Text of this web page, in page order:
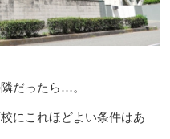
だったら…。
にこれほどよい条件はあ